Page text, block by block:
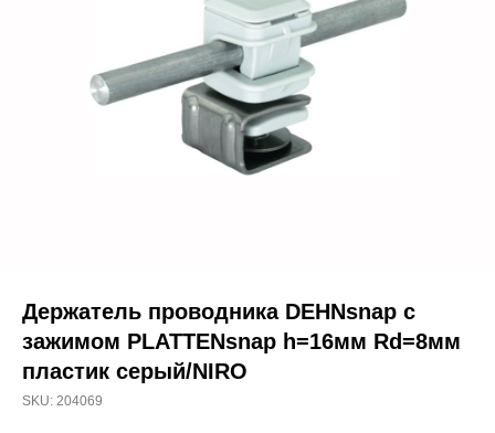
Держатель проводника DEHNsnap с
зажимом PLATTENsnap h=16мм Rd=8мм
пластик серый/NIRO
SKU: 204069